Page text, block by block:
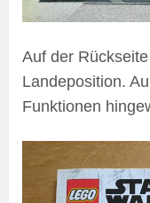
Auf der
Landeposition.
Funktionen